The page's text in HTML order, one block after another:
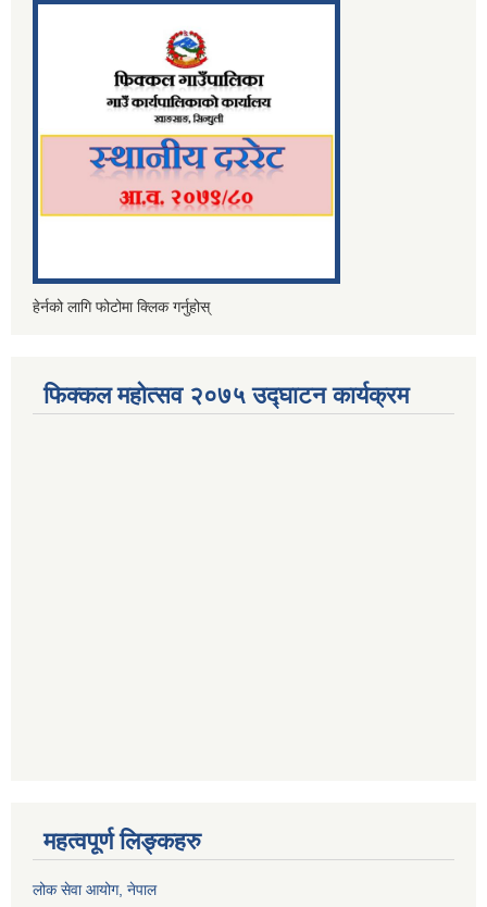
हेर्नको लागि फोटोमा क्लिक गर्नुहोस्
फिक्कल महोत्सव २०७५ उद्घाटन कार्यक्रम
महत्वपूर्ण लिङ्कहरु
लोक सेवा आयोग, नेपाल